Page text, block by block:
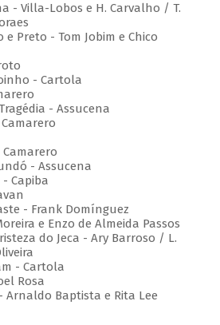
- Villa-Lobos e H. Carvalho / T.
e Preto - Tom Jobim e Chico
- Cartola
- Assucena
Camarero
- Assucena
- Capiba
- Frank Domínguez
e Enzo de Almeida Passos
do Jeca - Ary Barroso / L.
- Cartola
Rosa
Arnaldo Baptista e Rita Lee